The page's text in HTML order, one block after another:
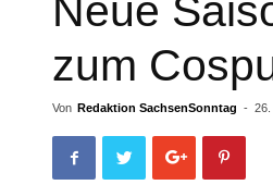
Neue
zum
Von Redaktion SachsenSonntag - 26.